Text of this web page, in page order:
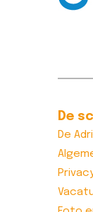
De
De